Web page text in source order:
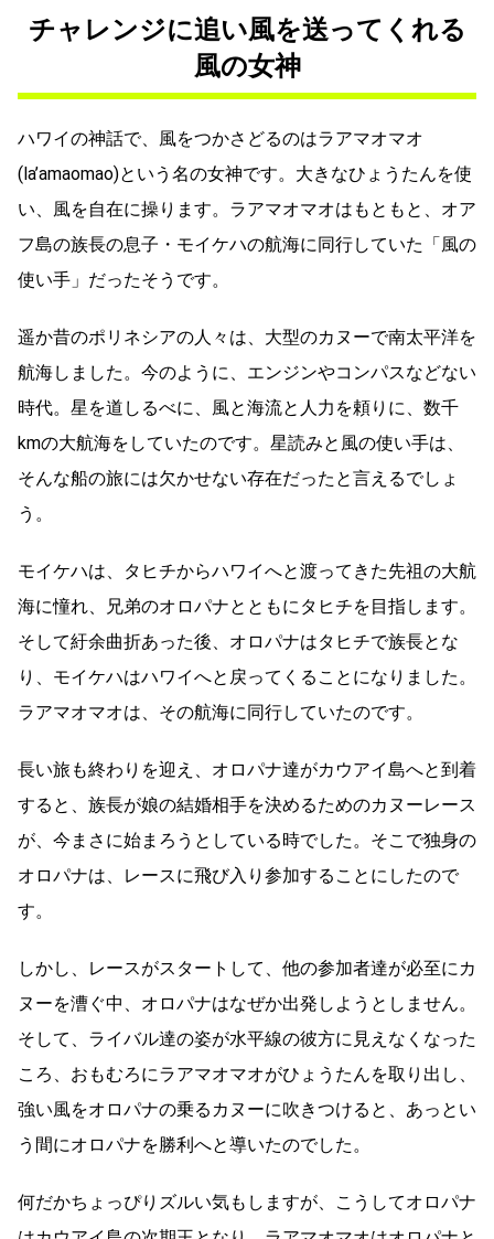
チャレンジに追い風を送ってくれる
風の女神
ハワイの神話で、風をつかさどるのはラアマオマオ
(la’amaomao)という名の女神です。大きなひょうたんを使
い、風を自在に操ります。ラアマオマオはもともと、オア
フ島の族長の息子・モイケハの航海に同行していた「風の
使い手」だったそうです。
遥か昔のポリネシアの人々は、大型のカヌーで南太平洋を
航海しました。今のように、エンジンやコンパスなどない
時代。星を道しるべに、風と海流と人力を頼りに、数千
kmの大航海をしていたのです。星読みと風の使い手は、
そんな船の旅には欠かせない存在だったと言えるでしょ
う。
モイケハは、タヒチからハワイへと渡ってきた先祖の大航
海に憧れ、兄弟のオロパナとともにタヒチを目指します。
そして紆余曲折あった後、オロパナはタヒチで族長とな
り、モイケハはハワイへと戻ってくることになりました。
ラアマオマオは、その航海に同行していたのです。
長い旅も終わりを迎え、オロパナ達がカウアイ島へと到着
すると、族長が娘の結婚相手を決めるためのカヌーレース
が、今まさに始まろうとしている時でした。そこで独身の
オロパナは、レースに飛び入り参加することにしたので
す。
しかし、レースがスタートして、他の参加者達が必至にカ
ヌーを漕ぐ中、オロパナはなぜか出発しようとしません。
そして、ライバル達の姿が水平線の彼方に見えなくなった
ころ、おもむろにラアマオマオがひょうたんを取り出し、
強い風をオロパナの乗るカヌーに吹きつけると、あっとい
う間にオロパナを勝利へと導いたのでした。
何だかちょっぴりズルい気もしますが、こうしてオロパナ